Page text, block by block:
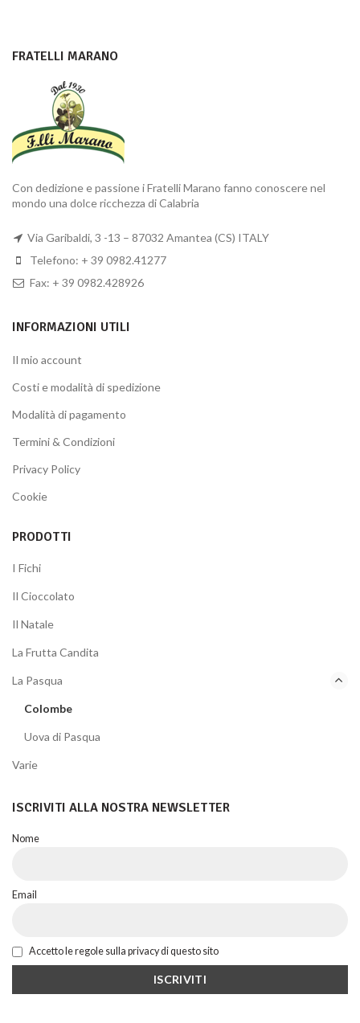
FRATELLI MARANO
Con dedizione e passione i Fratelli Marano fanno conoscere nel
mondo una dolce ricchezza di Calabria
Via Garibaldi, 3 -13 – 87032 Amantea (CS) ITALY
Telefono: + 39 0982.41277
Fax: + 39 0982.428926
INFORMAZIONI UTILI
Il mio account
Costi e modalità di spedizione
Modalità di pagamento
Termini & Condizioni
Privacy Policy
Cookie
PRODOTTI
I Fichi
Il Cioccolato
Il Natale
La Frutta Candita
La Pasqua
Colombe
Uova di Pasqua
Varie
ISCRIVITI ALLA NOSTRA NEWSLETTER
Nome
Email
Accetto le regole sulla privacy di questo sito